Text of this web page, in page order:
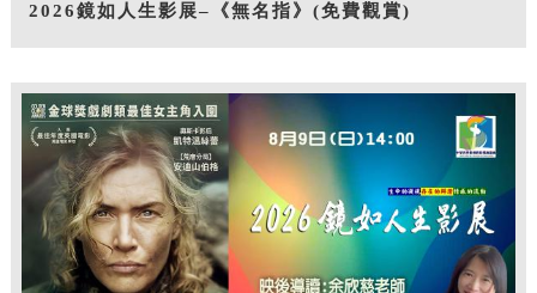
2026鏡如人生影展–《無名指》(免費觀賞)